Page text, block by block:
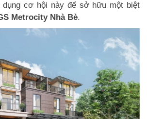
dụng cơ hội này để sở hữu một biệt
Metrocity Nhà Bè.